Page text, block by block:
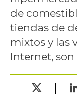
de
tiendas de
mixtos y las
Internet,